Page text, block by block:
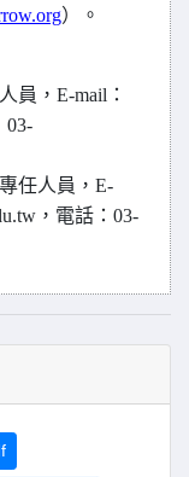
）。
員，E-mail：
03-
任人員，E-
，電話：03-